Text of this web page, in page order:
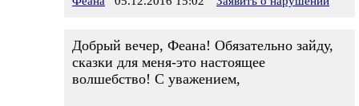
Добрый вечер, Феана! Обязательно зайду,
сказки для меня-это настоящее
волшебство! С уважением,